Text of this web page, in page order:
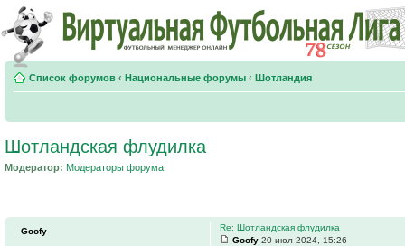
Список форумов ‹ Национальные форумы ‹ Шотландия
Шотландская флудилка
Модератор: Модераторы форума
Re: Шотландская флудилка
Goofy 20 июл 2024, 15:26
Goofy